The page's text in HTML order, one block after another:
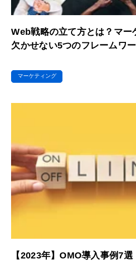
Web戦略の立て方とは？マー
欠かせない5つのフレームワ
マーケティング
【2023年】OMO導入事例7